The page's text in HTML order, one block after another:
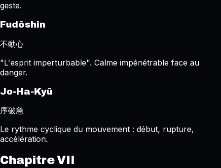
geste.
Fudōshin
不動心
"L'esprit imperturbable". Calme impénétrable face au
danger.
Jo-Ha-Kyū
序破急
Le rythme cyclique du mouvement : début, rupture,
accélération.
Chapitre VII